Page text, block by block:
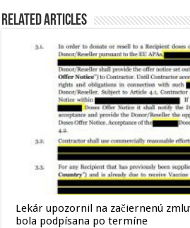
Related Articles
Lekár upozornil na začiernenú
bola podpísana po termíne